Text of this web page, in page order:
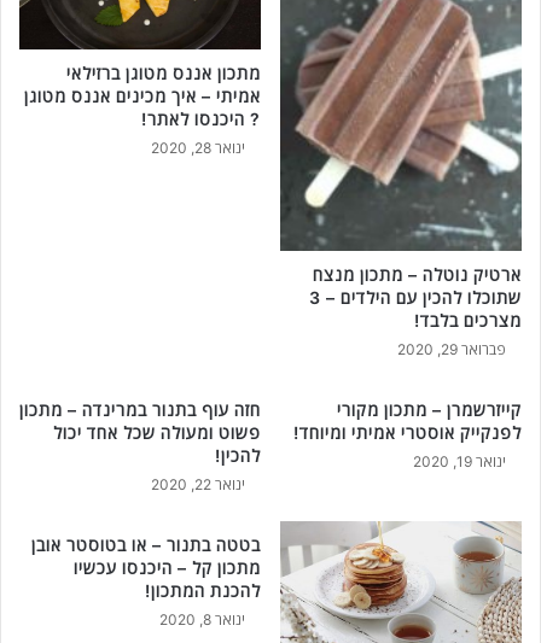
ה
כ
י
ן
!
מ
ת
א
י
ם
ל
ש
ן
-
מ
ת
כ
ן
מ
נ
צ
ח
ל
י
צ
ש
ל
מ
ו
ארטיק נוטלה – מתכון מנצח
שתוכלו להכין עם הילדים – 3
מצרכים בלבד!
פברואר 29, 2020
מתכון אננס מטוגן ברזילאי
אמיתי – איך מכינים אננס מטוגן
? היכנסו לאתר!
ינואר 28, 2020
קייזרשמרן – מתכון מקורי
לפנקייק אוסטרי אמיתי ומיוחד!
ינואר 19, 2020
חזה עוף בתנור במרינדה – מתכון
פשוט ומעולה שכל אחד יכול
להכין!
ינואר 22, 2020
בטטה בתנור – או בטוסטר אובן
מתכון קל – היכנסו עכשיו
להכנת המתכון!
ינואר 8, 2020